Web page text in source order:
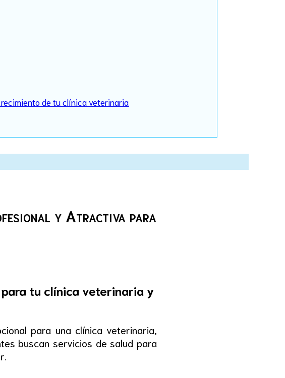
de tu clínica veterinaria
y Atractiva para
tu clínica veterinaria y
para una clínica veterinaria,
buscan servicios de salud para